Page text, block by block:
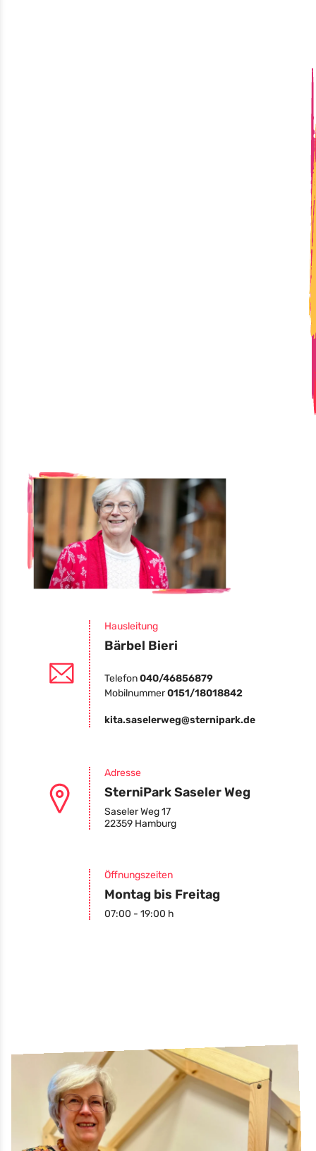
Hausleitung
Bärbel Bieri
Telefon040/46856879
Mobilnummer0151/18018842
kita.saselerweg@sternipark.de
Adresse
SterniPark Saseler Weg
Saseler Weg 17
22359 Hamburg
Öffnungszeiten
Montag bis Freitag
07:00 - 19:00 h